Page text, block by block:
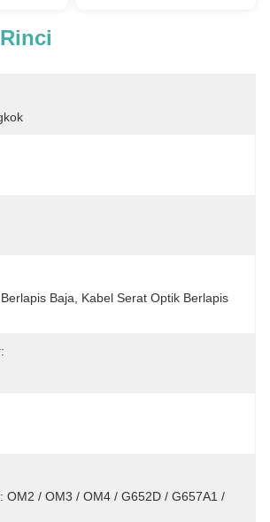
Baja, Kabel Serat Optik Berlapis
OM2 / OM3 / OM4 / G652D / G657A1 /